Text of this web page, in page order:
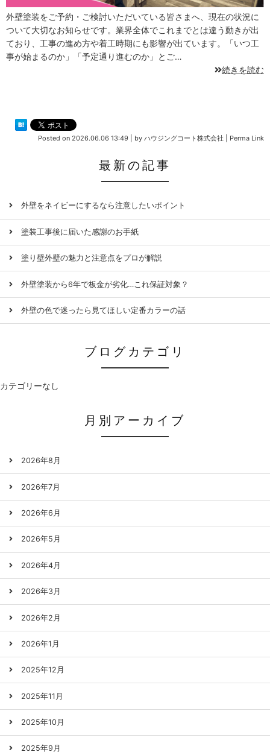
外壁塗装をご予約・ご検討いただいている皆さまへ、現在の状況に
ついて大切なお知らせです。業界全体でこれまでとは違う動きが出
ており、工事の進め方や着工時期にも影響が出ています。「いつ工
事が始まるのか」「予定通り進むのか」とご…
続きを読む
Posted on 2026.06.06 13:49 by ハウジングコート株式会社 Perma Link
最新の記事
外壁をネイビーにするなら注意したいポイント
塗装工事後に届いた感謝のお手紙
塗り壁外壁の魅力と注意点をプロが解説
外壁塗装から6年で板金が劣化…これ保証対象？
外壁の色で迷ったら見てほしい定番カラーの話
ブログカテゴリ
カテゴリーなし
月別アーカイブ
2026年8月
2026年7月
2026年6月
2026年5月
2026年4月
2026年3月
2026年2月
2026年1月
2025年12月
2025年11月
2025年10月
2025年9月